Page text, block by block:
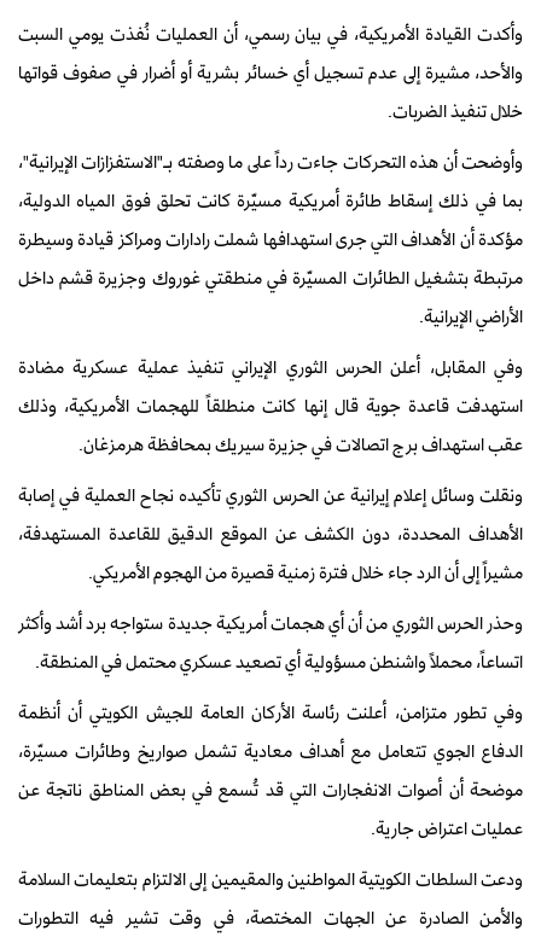
وأكدت القيادة الأمريكية، في بيان رسمي، أن العمليات نُفذت يومي السبت
والأحد، مشيرة إلى عدم تسجيل أي خسائر بشرية أو أضرار في صفوف قواتها
خلال تنفيذ الضربات.
وأوضحت أن هذه التحركات جاءت رداً على ما وصفته بـ"الاستفزازات الإيرانية"،
بما في ذلك إسقاط طائرة أمريكية مسيّرة كانت تحلق فوق المياه الدولية،
مؤكدة أن الأهداف التي جرى استهدافها شملت رادارات ومراكز قيادة وسيطرة
مرتبطة بتشغيل الطائرات المسيّرة في منطقتي غوروك وجزيرة قشم داخل
الأراضي الإيرانية.
وفي المقابل، أعلن الحرس الثوري الإيراني تنفيذ عملية عسكرية مضادة
استهدفت قاعدة جوية قال إنها كانت منطلقاً للهجمات الأمريكية، وذلك
عقب استهداف برج اتصالات في جزيرة سيريك بمحافظة هرمزغان.
ونقلت وسائل إعلام إيرانية عن الحرس الثوري تأكيده نجاح العملية في إصابة
الأهداف المحددة، دون الكشف عن الموقع الدقيق للقاعدة المستهدفة،
مشيراً إلى أن الرد جاء خلال فترة زمنية قصيرة من الهجوم الأمريكي.
وحذر الحرس الثوري من أن أي هجمات أمريكية جديدة ستواجه برد أشد وأكثر
اتساعاً، محملاً واشنطن مسؤولية أي تصعيد عسكري محتمل في المنطقة.
وفي تطور متزامن، أعلنت رئاسة الأركان العامة للجيش الكويتي أن أنظمة
الدفاع الجوي تتعامل مع أهداف معادية تشمل صواريخ وطائرات مسيّرة،
موضحة أن أصوات الانفجارات التي قد تُسمع في بعض المناطق ناتجة عن
عمليات اعتراض جارية.
ودعت السلطات الكويتية المواطنين والمقيمين إلى الالتزام بتعليمات السلامة
والأمن الصادرة عن الجهات المختصة، في وقت تشير فيه التطورات